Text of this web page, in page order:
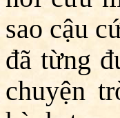
sao cậu
đã từng
chuyện